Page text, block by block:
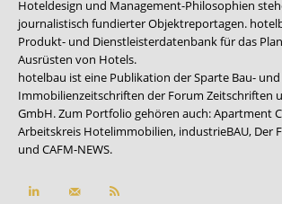
Hoteldesign und Management-Philosophien
journalistisch fundierter Objektreportagen.
Produkt- und Dienstleisterdatenbank für das
Ausrüsten von Hotels.
hotelbau ist eine Publikation der Sparte Bau- und
Immobilienzeitschriften der Forum Zeitschriften
GmbH. Zum Portfolio gehören auch:Apartment
Arbeitskreis Hotelimmobilien, industrieBAU, Der
und CAFM-NEWS.